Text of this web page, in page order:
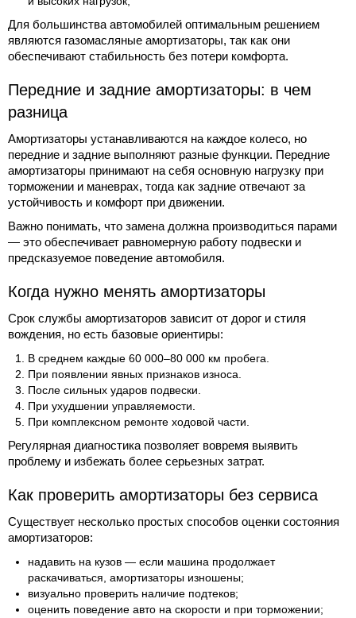
Для большинства автомобилей оптимальным решением
являются газомасляные амортизаторы, так как они
обеспечивают стабильность без потери комфорта.
Передние и задние амортизаторы: в чем
разница
Амортизаторы устанавливаются на каждое колесо, но
передние и задние выполняют разные функции. Передние
амортизаторы принимают на себя основную нагрузку при
торможении и маневрах, тогда как задние отвечают за
устойчивость и комфорт при движении.
Важно понимать, что замена должна производиться парами
— это обеспечивает равномерную работу подвески и
предсказуемое поведение автомобиля.
Когда нужно менять амортизаторы
Срок службы амортизаторов зависит от дорог и стиля
вождения, но есть базовые ориентиры:
В среднем каждые 60 000–80 000 км пробега.
При появлении явных признаков износа.
После сильных ударов подвески.
При ухудшении управляемости.
При комплексном ремонте ходовой части.
Регулярная диагностика позволяет вовремя выявить
проблему и избежать более серьезных затрат.
Как проверить амортизаторы без сервиса
Существует несколько простых способов оценки состояния
амортизаторов:
надавить на кузов — если машина продолжает
раскачиваться, амортизаторы изношены;
визуально проверить наличие подтеков;
оценить поведение авто на скорости и при торможении;